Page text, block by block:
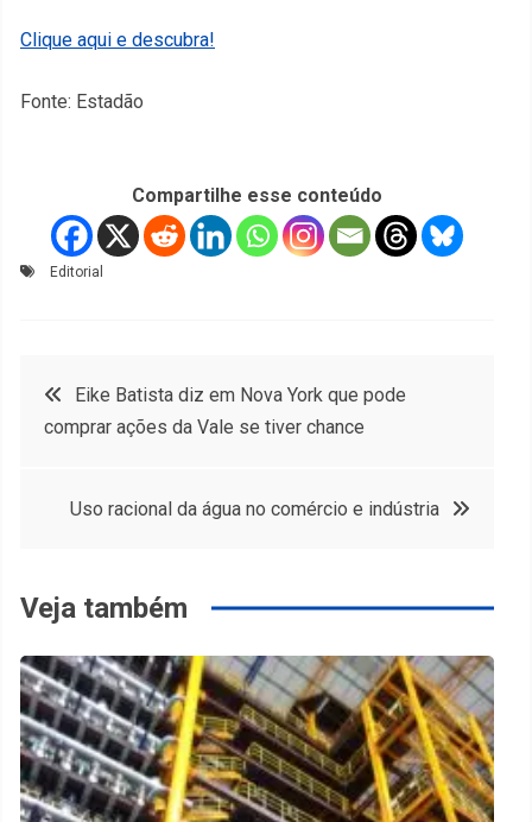
Clique aqui e descubra!
Fonte: Estadão
Compartilhe esse conteúdo
Editorial
Navegação
Post
Eike Batista diz em Nova York que pode
comprar ações da Vale se tiver chance
Uso racional da água no comércio e indústria
Veja também